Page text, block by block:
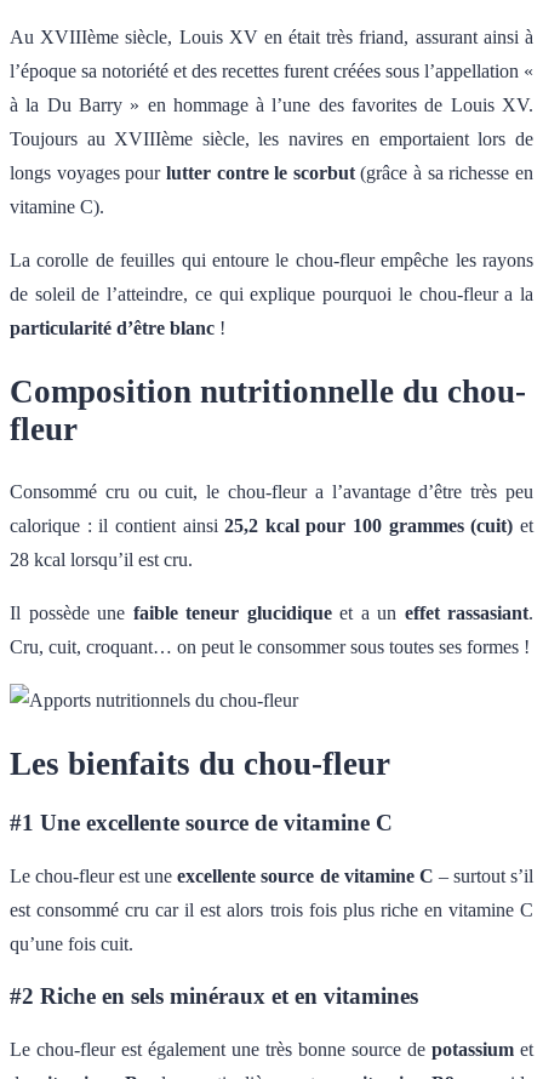
Au XVIIIème siècle, Louis XV en était très friand, assurant ainsi à
l’époque sa notoriété et des recettes furent créées sous l’appellation «
à la Du Barry » en hommage à l’une des favorites de Louis XV.
Toujours au XVIIIème siècle, les navires en emportaient lors de
longs voyages pour lutter contre le scorbut(grâce à sa richesse en
vitamine C).
La corolle de feuilles qui entoure le chou-fleur empêche les rayons
de soleil de l’atteindre, ce qui explique pourquoi le chou-fleur a la
particularité d’être blanc !
Composition nutritionnelle du chou-
fleur
Consommé cru ou cuit, le chou-fleur a l’avantage d’être très peu
calorique : il contient ainsi25,2 kcal pour 100 grammes (cuit)et
28 kcal lorsqu’il est cru.
Il possède une faible teneur glucidiqueet a un effet rassasiant.
Cru, cuit, croquant… on peut le consommer sous toutes ses formes !
Les bienfaits du chou-fleur
#1 Une excellente source de vitamine C
Le chou-fleur est une excellente source de vitamine C – surtout s’il
est consommé cru car il est alors trois fois plus riche en vitamine C
qu’une fois cuit.
#2 Riche en sels minéraux et en vitamines
Le chou-fleur est également une très bonne source de potassium et